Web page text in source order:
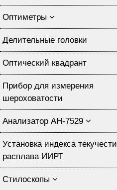
Оптиметры
Делительные головки
Оптический квадрант
Прибор для измерения
шероховатости
Анализатор АН-7529
Установка индекса текучести
расплава ИИРТ
Стилоскопы